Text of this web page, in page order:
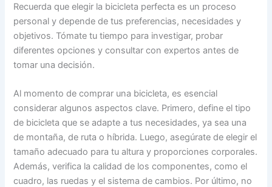
Recuerda que elegir la bicicleta perfecta es un proceso
personal y depende de tus preferencias, necesidades y
objetivos. Tómate tu tiempo para investigar, probar
diferentes opciones y consultar con expertos antes de
tomar una decisión.
Al momento de comprar una bicicleta, es esencial
considerar algunos aspectos clave. Primero, define el tipo
de bicicleta que se adapte a tus necesidades, ya sea una
de montaña, de ruta o híbrida. Luego, asegúrate de elegir el
tamaño adecuado para tu altura y proporciones corporales.
Además, verifica la calidad de los componentes, como el
cuadro, las ruedas y el sistema de cambios. Por último, no